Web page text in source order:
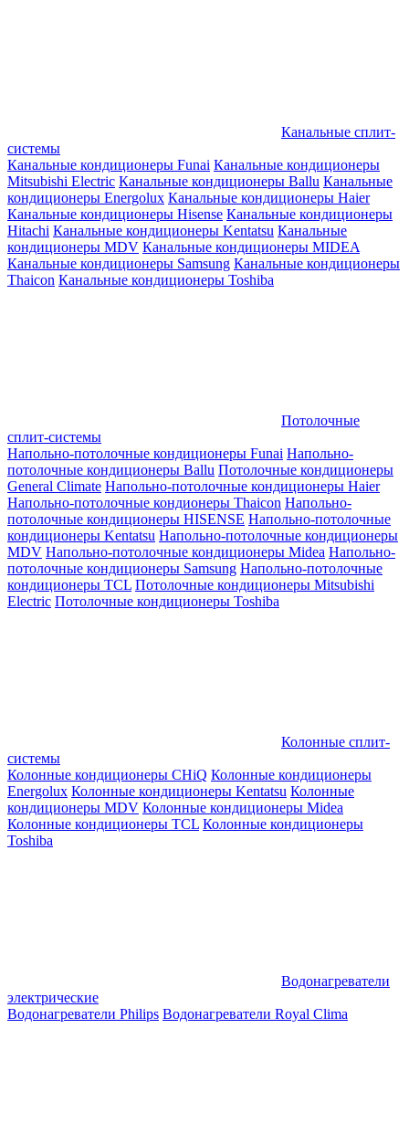
Канальные сплит-
системы
Канальные кондиционеры Funai Канальные кондиционеры
Mitsubishi Electric Канальные кондиционеры Ballu Канальные
кондиционеры Energolux Канальные кондиционеры Haier
Канальные кондиционеры Hisense Канальные кондиционеры
Hitachi Канальные кондиционеры Kentatsu Канальные
кондиционеры MDV Канальные кондиционеры MIDEA
Канальные кондиционеры Samsung Канальные кондиционеры
Thaicon Канальные кондиционеры Toshiba
Потолочные
сплит-системы
Напольно-потолочные кондиционеры Funai Напольно-
потолочные кондиционеры Ballu Потолочные кондиционеры
General Climate Напольно-потолочные кондиционеры Haier
Напольно-потолочные кондионеры Thaicon Напольно-
потолочные кондиционеры HISENSE Напольно-потолочные
кондиционеры Kentatsu Напольно-потолочные кондиционеры
MDV Напольно-потолочные кондиционеры Midea Напольно-
потолочные кондиционеры Samsung Напольно-потолочные
кондиционеры TCL Потолочные кондиционеры Mitsubishi
Electric Потолочные кондиционеры Toshiba
Колонные сплит-
системы
Колонные кондиционеры CHiQ Колонные кондиционеры
Energolux Колонные кондиционеры Kentatsu Колонные
кондиционеры MDV Колонные кондиционеры Midea
Колонные кондиционеры TCL Колонные кондиционеры
Toshiba
Водонагреватели
электрические
Водонагреватели Philips Водонагреватели Royal Clima